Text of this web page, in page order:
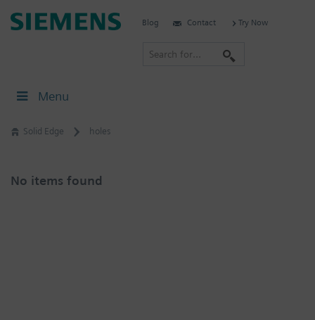
Skip
to
Solid Edge holes
No items found
Siemens
Blog Contact Try Now
Menu